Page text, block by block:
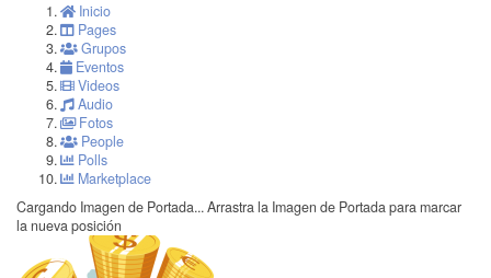
Inicio
Pages
Grupos
Eventos
Videos
Audio
Fotos
People
Polls
Marketplace
Cargando Imagen de Portada... Arrastra la Imagen de Portada para marcar
la nueva posición